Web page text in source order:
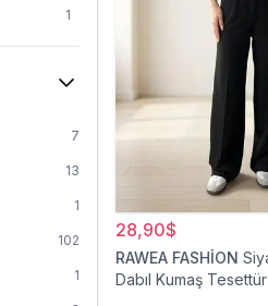
1
101
1
7
13
1
102
1
28,90$
RAWEA FASHİON
Dabıl Kumaş